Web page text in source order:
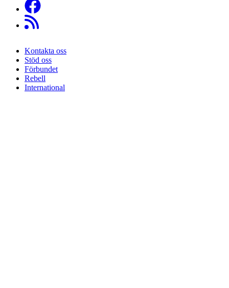
Sidfot
Kontakta oss
Stöd oss
Förbundet
Rebell
International